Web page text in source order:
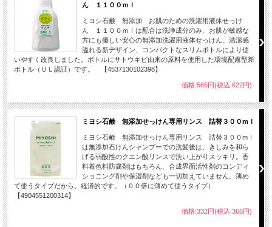
ん １１００ｍｌ
ミヨシ石鹸 無添加 お肌のための洗濯用液体せっけ
ん １１００ｍｌは配合は洗浄成分のみ、お肌が敏感な
方にも優しい安心の無添加洗濯用液体せっけん。清潔感
溢れる新デザイン、コンパクトなスリムボトルにより使
いやすく改良しました。ボトルにサトウキビ由来の原料を使用した環境配慮型新
ボトル（ＵＬ認証）です。 【4537130102398】
価格:565円(税込 622円)
ミヨシ石鹸 無添加せっけん専用リンス 詰替３００mｌ
ミヨシ石鹸 無添加せっけん専用リンス 詰替３００mｌ
は無添加石けんシャンプーでの洗髪後は、きしみを和ら
げる弱酸性のクエン酸リンスで洗い上がりスッキリ。香
料着色料防腐剤はもちろん、合成界面活性剤のコンディ
ショニング剤や保湿剤なども一切加えていません。薄め
て使うタイプだから、経済的です。（００倍に薄めて使うタイプ）
【4904551200314】
価格:332円(税込 366円)